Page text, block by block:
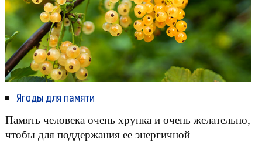
Ягоды для памяти
Память человека очень хрупка и очень желательно,
чтобы для поддержания ее энергичной